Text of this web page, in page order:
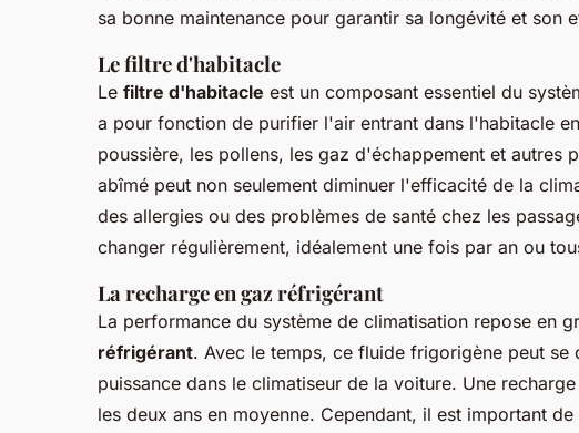
sa bonne maintenance pour garantir sa longévité et son
Le filtre d'habitacle
Le filtre d'habitacle est un composant essentiel du
a pour fonction de purifier l'air entrant dans l'habitacle
poussière, les pollens, les gaz d'échappement et autres
abîmé peut non seulement diminuer l'efficacité de la
des allergies ou des problèmes de santé chez les
changer régulièrement, idéalement une fois par an ou
La recharge en gaz réfrigérant
La performance du système de climatisation repose en
réfrigérant. Avec le temps, ce fluide frigorigène peut se
puissance dans le climatiseur de la voiture. Une
les deux ans en moyenne. Cependant, il est important